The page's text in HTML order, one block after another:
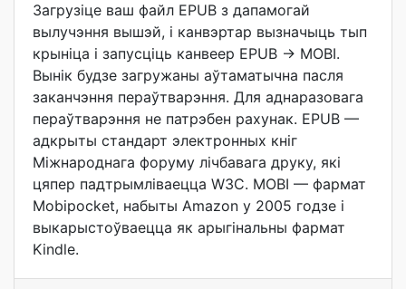
Загрузіце ваш файл EPUB з дапамогай
вылучэння вышэй, і канвэртар вызначыць тып
крыніца і запусціць канвеер EPUB -> MOBI.
Вынік будзе загружаны аўтаматычна пасля
заканчэння пераўтварэння. Для аднаразовага
пераўтварэння не патрэбен рахунак. EPUB —
адкрыты стандарт электронных кніг
Міжнароднага форуму лічбавага друку, які
цяпер падтрымліваецца W3C. MOBI — фармат
Mobipocket, набыты Amazon у 2005 годзе і
выкарыстоўваецца як арыгінальны фармат
Kindle.